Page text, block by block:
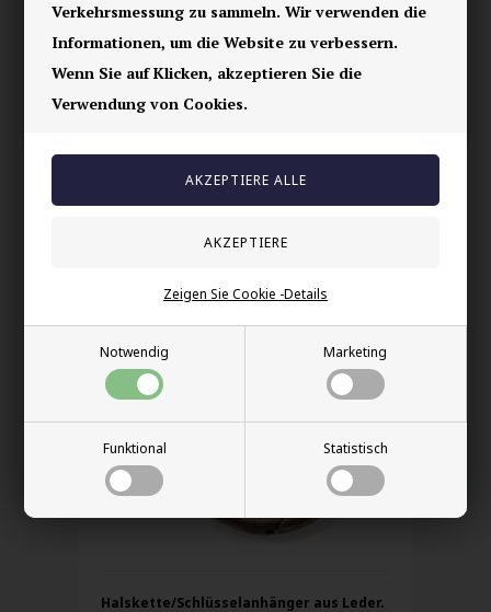
Verkehrsmessung zu sammeln. Wir verwenden die
Informationen, um die Website zu verbessern.
Wenn Sie auf Klicken, akzeptieren Sie die
Verwendung von Cookies.
Notwendig Marketing
Funktional Statistisch
Zeigen Sie Cookie -Details
E-mark webshop
100% nikkelfrei schmuck
Lieferung 2-4 Tage
60 Tage Rückgabe
Andere auch gekauft
Halskette/Schlüsselanhänger aus Leder.